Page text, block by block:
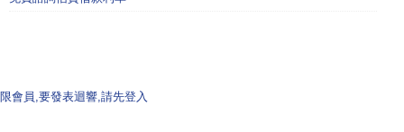
限會員,要發表迴響,請先登入